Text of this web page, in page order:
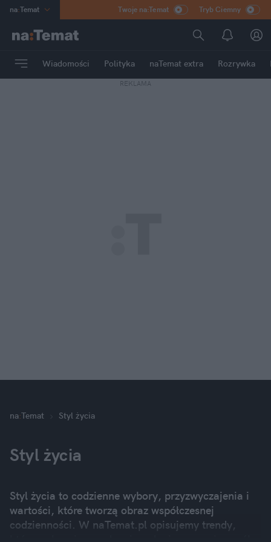
na:Temat
Poland
mama
Twoje na:Temat Tryb Ciemny
Wiadomości Polityka naTemat extra Rozrywka
REKLAMA
na:Temat Styl życia
Styl życia
Styl życia to codzienne wybory, przyzwyczajenia i
wartości, które tworzą obraz współczesnej
codzienności. W naTemat.pl opisujemy trendy,